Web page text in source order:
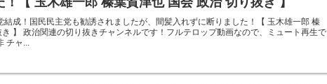
結成！国民民主党も勧誘されましたが、間髪入れずに断りました！【 玉木雄一郎 榛
】 政治関連の切り抜きチャンネルです！フルテロップ動画なので、ミュート再生で
チャ...